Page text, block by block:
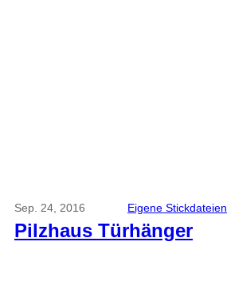
Sep. 24, 2016 Eigene Stickdateien
Pilzhaus Türhänger